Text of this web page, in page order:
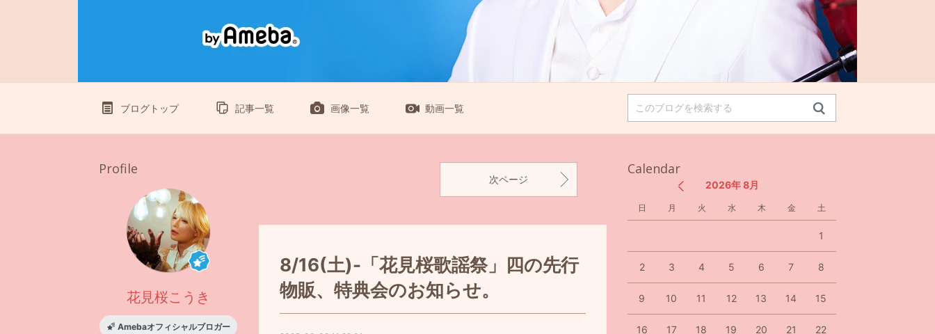
ブログトップ 記事一覧 画像一覧 動画一覧
次ページ
8/16(土)-「花見桜歌謡祭」四の先行
物販、特典会のお知らせ。
Calendar
2026年 8月
日 月 火 水 木 金 土
1
2 3 4 5 6 7 8
9 10 11 12 13 14 15
16 17 18 19 20 21 22
Profile
花見桜こうき
Amebaオフィシャルブロガー